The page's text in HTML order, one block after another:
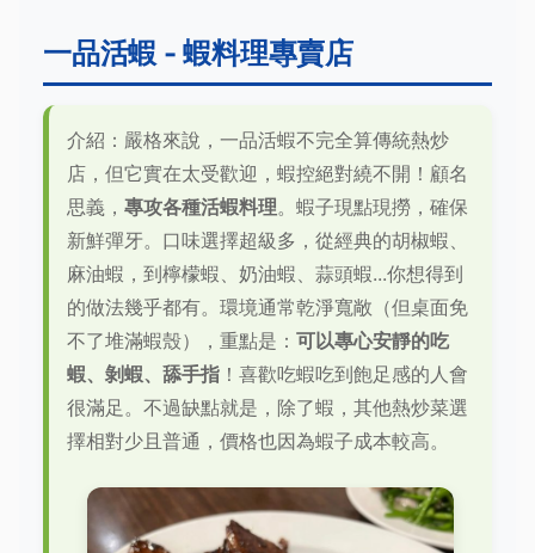
一品活蝦 - 蝦料理專賣店
介紹：嚴格來說，一品活蝦不完全算傳統熱炒
店，但它實在太受歡迎，蝦控絕對繞不開！顧名
思義， 專攻各種活蝦料理。蝦子現點現撈，確保
新鮮彈牙。口味選擇超級多，從經典的胡椒蝦、
麻油蝦，到檸檬蝦、奶油蝦、蒜頭蝦...你想得到
的做法幾乎都有。環境通常乾淨寬敞（但桌面免
不了堆滿蝦殼），重點是： 可以專心安靜的吃
蝦、剝蝦、舔手指 ！喜歡吃蝦吃到飽足感的人會
很滿足。不過缺點就是，除了蝦，其他熱炒菜選
擇相對少且普通，價格也因為蝦子成本較高。